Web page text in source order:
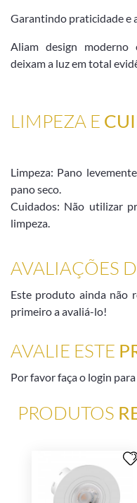
Garantindo praticidade e
Aliam design
deixam a luz em total
LIMPEZA E
Limpeza: Pano
pano seco.
Cuidados: Não utilizar
limpeza.
AVALIAÇÕES
Este produto ainda não
primeiro a avaliá-lo!
AVALIE ESTE
Por favor faça o login
PRODUTOS